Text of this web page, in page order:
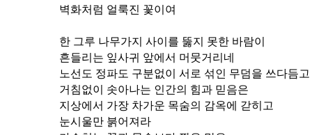
벽화처럼 얼룩진 꽃이여
한 그루 나무가지 사이를 뚫지 못한 바람이
흔들리는 잎사귀 앞에서 머뭇거리네
노선도 정파도 구분없이 서로 섞인 무덤을 쓰다듬
거침없이 솟아나는 인간의 힘과 믿음은
지상에서 가장 차가운 목숨의 감옥에 갇히고
눈시울만 붉어져라